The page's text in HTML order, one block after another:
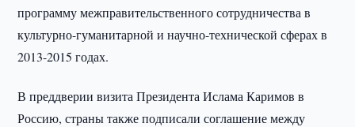
программу межправительственного сотрудничества в
культурно-гуманитарной и научно-технической сферах в
2013-2015 годах.
В преддверии визита Президента Ислама Каримов в
Россию, страны также подписали соглашение между